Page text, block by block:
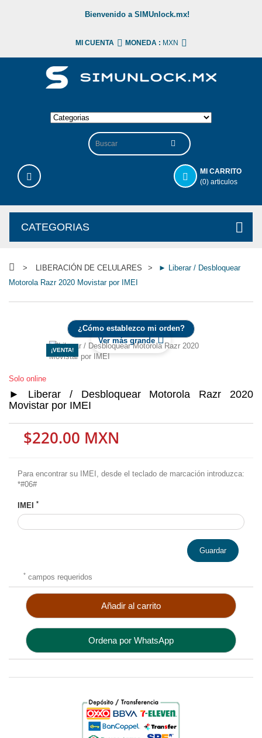
Bienvenido a SIMUnlock.mx!
MI CUENTA MONEDA : MXN
MI CARRITO
(0) articulos
CATEGORIAS
> LIBERACIÓN DE CELULARES >
► Liberar / Desbloquear
Motorola Razr 2020 Movistar por IMEI
¿Cómo establezco mi orden?
¡VENTA!
Ver más grande
Solo online
► Liberar / Desbloquear Motorola Razr 2020
Movistar por IMEI
$220.00 MXN
Para encontrar su IMEI, desde el teclado de marcación introduzca:
*#06#
IMEI *
Guardar
* campos requeridos
Añadir al carrito
Ordena por WhatsApp